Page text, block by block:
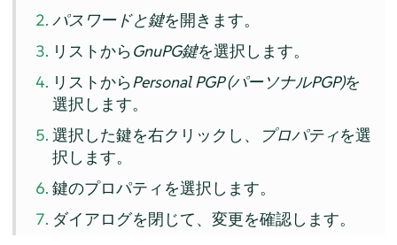
パスワードと鍵を開きます。
リストから GnuPG鍵を選択します。
リストからPersonal PGP (パーソナルPGP)を
選択します。
選択した鍵を右クリックし、
プロパティを選
択します。
鍵のプロパティを選択します。
ダイアログを閉じて、変更を確認します。